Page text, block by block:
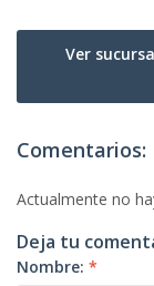
Ver
Comentarios:
Actualmente no
Deja tu
Nombre: *